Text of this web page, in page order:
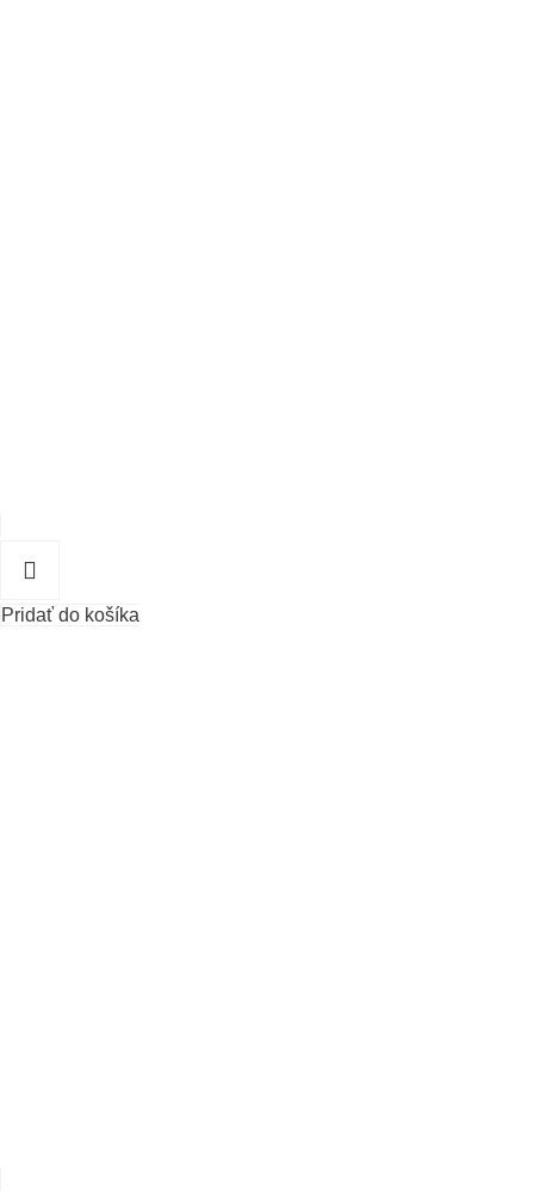
Pridať do košíka